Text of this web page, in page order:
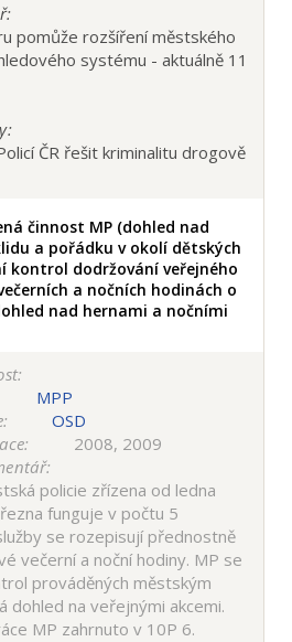
pomůže rozšíření městského
systému - aktuálně 11
ČR řešit kriminalitu drogově
činnost MP (dohled nad
a pořádku v okolí dětských
kontrol dodržování veřejného
a nočních hodinách o
nad hernami a nočními
MPP
OSD
2008, 2009
policie zřízena od ledna
funguje v počtu 5
se rozepisují přednostně
večerní a noční hodiny. MP se
prováděných městským
dohled na veřejnými akcemi.
MP zahrnuto v 10P 6.